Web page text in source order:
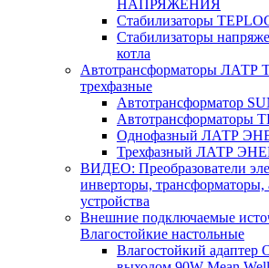
НАПРЯЖЕНИЯ
Стабилизаторы
Стабилизаторы
котла
Автотрансформаторы ЛАТР
трехфазные
Автотрансформатор
Автотрансформаторы
Однофазный ЛАТР
Трехфазный ЛАТР
ВИДЕО: Преобразователи
инверторы, трансформаторы,
устройства
Внешние подключаемые
Влагостойкие настольные
Влагостойкий адаптер